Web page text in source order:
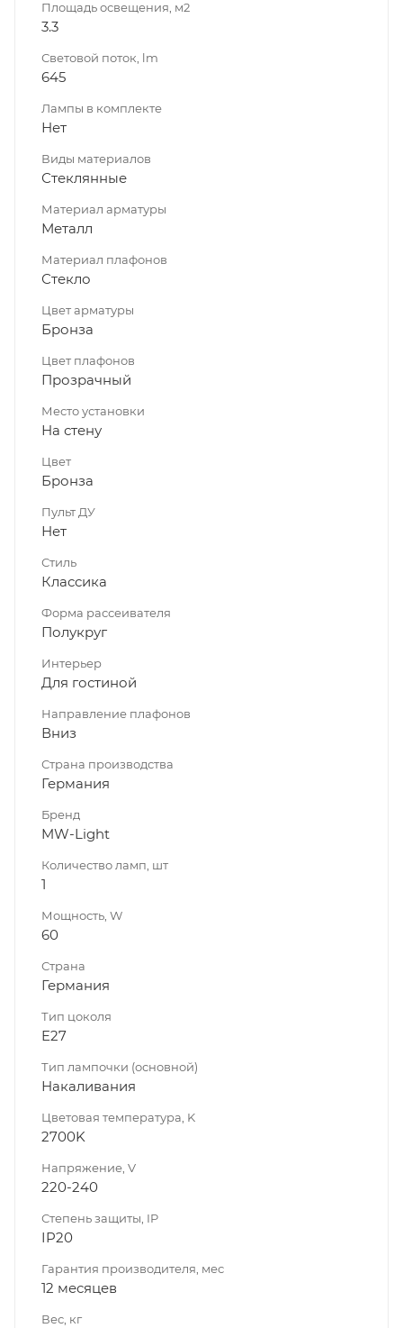
Площадь освещения, м2
3.3
Световой поток, lm
645
Лампы в комплекте
Нет
Виды материалов
Стеклянные
Материал арматуры
Металл
Материал плафонов
Стекло
Цвет арматуры
Бронза
Цвет плафонов
Прозрачный
Место установки
На стену
Цвет
Бронза
Пульт ДУ
Нет
Стиль
Классика
Форма рассеивателя
Полукруг
Интерьер
Для гостиной
Направление плафонов
Вниз
Страна производства
Германия
Бренд
MW-Light
Количество ламп, шт
1
Мощность, W
60
Страна
Германия
Тип цоколя
E27
Тип лампочки (основной)
Накаливания
Цветовая температура, K
2700K
Напряжение, V
220-240
Степень защиты, IP
IP20
Гарантия производителя, мес
12 месяцев
Вес, кг